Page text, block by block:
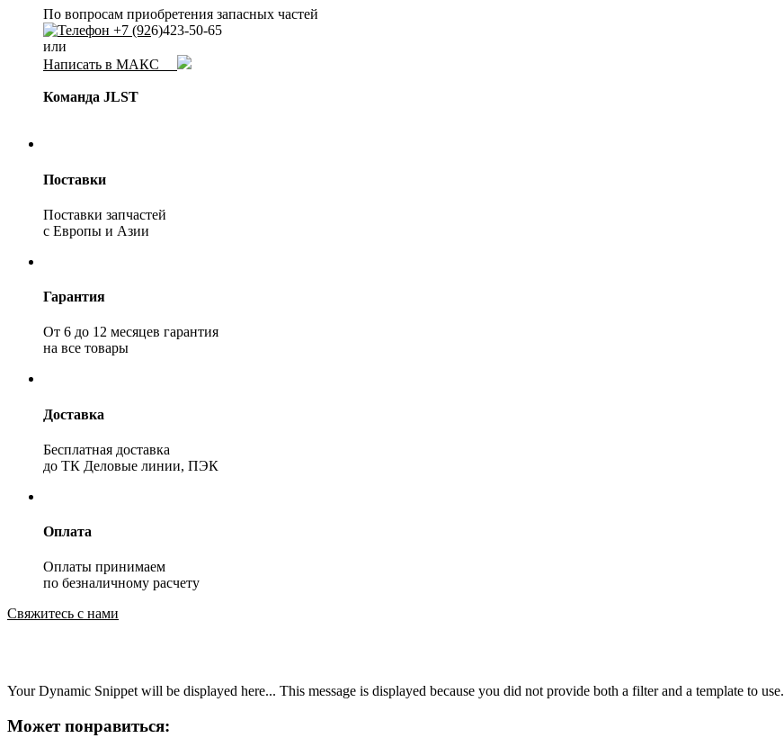
По вопросам приобретения запасных частей
+7 (926)423-50-65
или
Написать в МАКС
Команда JLST
Поставки
Поставки запчастей
с Европы и Азии
Гарантия
От 6 до 12 месяцев гарантия
на все товары
Доставка
Бесплатная доставка
до ТК Деловые линии, ПЭК
Оплата
Оплаты принимаем
по безналичному расчету
Свяжитесь с нами
Your Dynamic Snippet will be displayed here... This message is displayed because you did not provide both a filter and a template to use.
Может понравиться: